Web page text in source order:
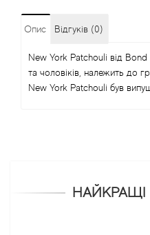
Опис Відгуків (0)
New York Patchouli від
та чоловіків, належить до
New York Patchouli був
НАЙКРАЩІ